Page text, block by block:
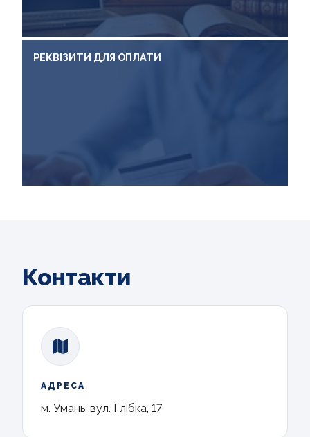
РЕКВІЗИТИ ДЛЯ ОПЛАТИ
Контакти
АДРЕСА
м. Умань, вул. Глібка, 17